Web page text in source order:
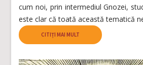
cum noi, prin intermediul Gnozei,
este clar că toată această tematică
CITIȚI MAI MULT